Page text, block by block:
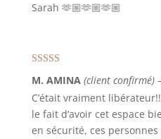
Sarah 🫶🏼🫶🏼🫶🏼
M. AMINA (client confirmé)
C’était vraiment
le fait d’avoir cet espace
en sécurité, ces